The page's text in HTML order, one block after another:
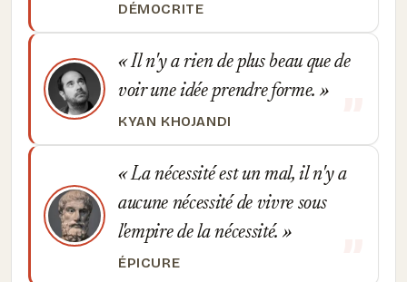
DÉMOCRITE
Il n'y a rien de plus beau que de
voir une idée prendre forme.
KYAN KHOJANDI
La nécessité est un mal, il n'y a
aucune nécessité de vivre sous
l'empire de la nécessité.
ÉPICURE